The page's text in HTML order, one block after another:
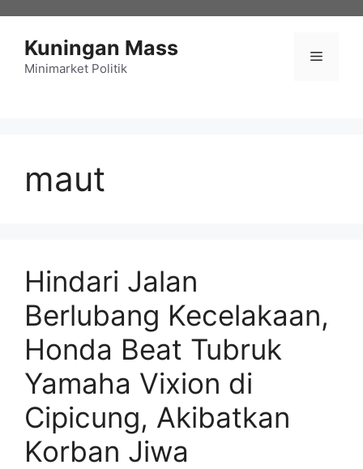
Kuningan Mass
Minimarket Politik
Menu
maut
Hindari Jalan
Berlubang Kecelakaan,
Honda Beat Tubruk
Yamaha Vixion di
Cipicung, Akibatkan
Korban Jiwa